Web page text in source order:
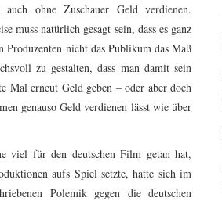
ohne Zuschauer Geld verdienen.
muss natürlich gesagt sein, dass es ganz
nicht das Publikum das Maß
zu gestalten, dass man damit sein
Mal erneut Geld geben – oder aber doch
genauso Geld verdienen lässt wie über
viel für den deutschen Film getan hat,
aufs Spiel setzte, hatte sich im
Polemik gegen die deutschen